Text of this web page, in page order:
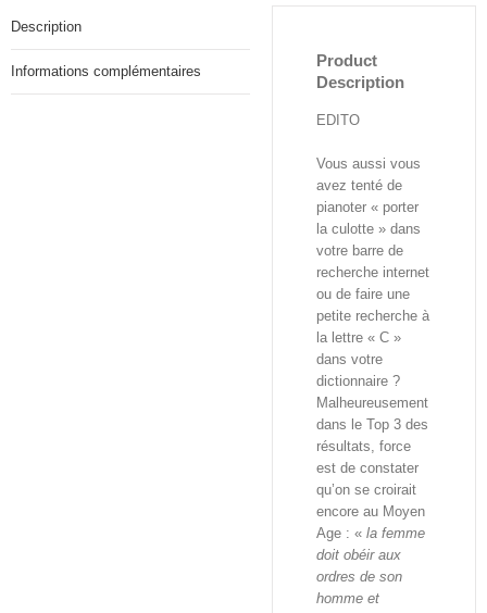
Description
Informations complémentaires
Product
Description
EDITO
Vous aussi vous
avez tenté de
pianoter « porter
la culotte » dans
votre barre de
recherche internet
ou de faire une
petite recherche à
la lettre « C »
dans votre
dictionnaire ?
Malheureusement
dans le Top 3 des
résultats, force
est de constater
qu’on se croirait
encore au Moyen
Age : « la femme
doit obéir aux
ordres de son
homme et